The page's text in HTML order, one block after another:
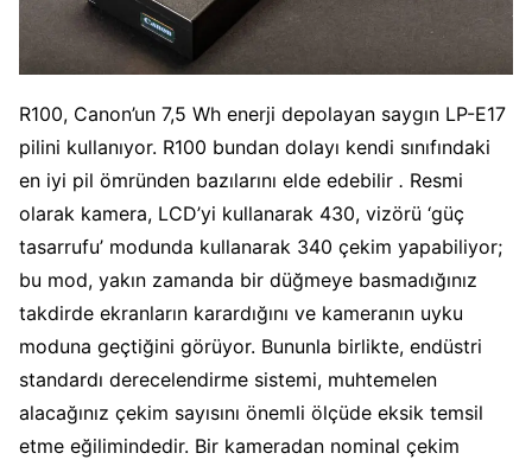
R100, Canon’un 7,5 Wh enerji depolayan saygın LP-E17
pilini kullanıyor. R100 bundan dolayı kendi sınıfındaki
en iyi pil ömründen bazılarını elde edebilir . Resmi
olarak kamera, LCD’yi kullanarak 430, vizörü ‘güç
tasarrufu’ modunda kullanarak 340 çekim yapabiliyor;
bu mod, yakın zamanda bir düğmeye basmadığınız
takdirde ekranların karardığını ve kameranın uyku
moduna geçtiğini görüyor. Bununla birlikte, endüstri
standardı derecelendirme sistemi, muhtemelen
alacağınız çekim sayısını önemli ölçüde eksik temsil
etme eğilimindedir. Bir kameradan nominal çekim